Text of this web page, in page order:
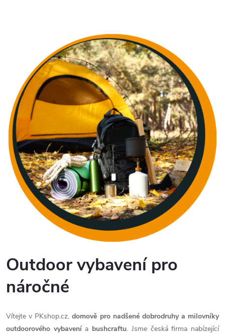
Outdoor vybavení pro
náročné
Vítejte v PKshop.cz,domově pro nadšené dobrodruhy a milovníky
outdoorového vybavenía bushcraftu. Jsme česká firma nabízející